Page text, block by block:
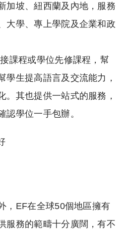
加坡、紐西蘭及內地，服務
大學、專上學院及企業和政
課程或學位先修課程，幫
學生提高語言及交流能力，
。其也提供一站式的服務，
認學位一手包辦。
，EF在全球50個地區擁有
服務的範疇十分廣闊，有不